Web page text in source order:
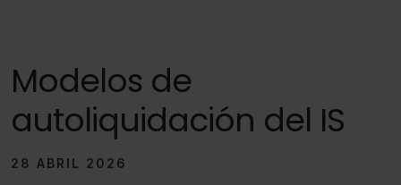
Modelos de
autoliquidación del IS
28 ABRIL 2026